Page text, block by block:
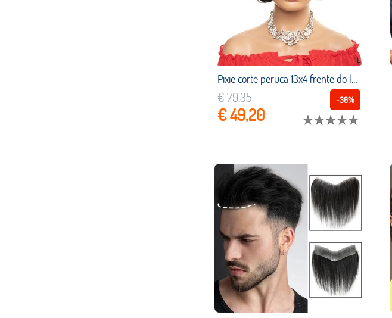
Pixie corte peruca 13x4 frente do laço perucas de cabelo humano curto bob perucas brasileiro preplucked linha fina 130% densidade remy cabelo para mulher
-38%
€ 79,35
€ 49,20